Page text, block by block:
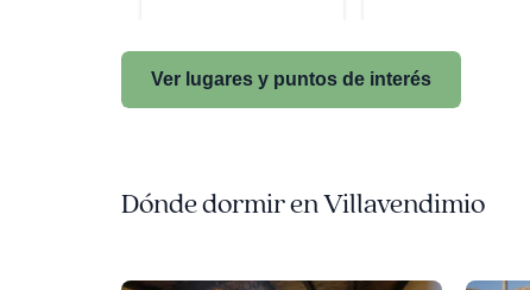
Ver lugares y puntos de interés
Dónde dormir en Villavendimio